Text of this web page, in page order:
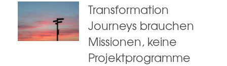
Transformation
Journeys brauchen
Missionen, keine
Projektprogramme